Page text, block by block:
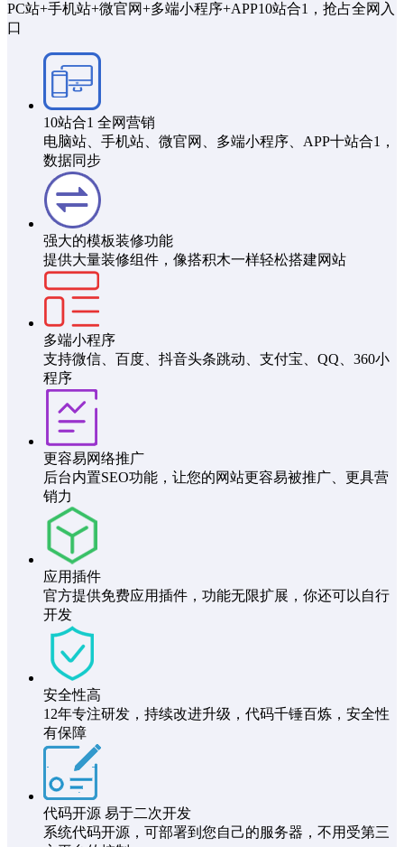
PC站+手机站+微官网+多端小程序+APP10站合1，抢占全网入
口
10站合1 全网营销
电脑站、手机站、微官网、多端小程序、APP十站合1，
数据同步
强大的模板装修功能
提供大量装修组件，像搭积木一样轻松搭建网站
多端小程序
支持微信、百度、抖音头条跳动、支付宝、QQ、360小
程序
更容易网络推广
后台内置SEO功能，让您的网站更容易被推广、更具营
销力
应用插件
官方提供免费应用插件，功能无限扩展，你还可以自行
开发
安全性高
12年专注研发，持续改进升级，代码千锤百炼，安全性
有保障
代码开源 易于二次开发
系统代码开源，可部署到您自己的服务器，不用受第三